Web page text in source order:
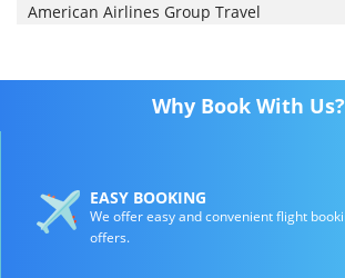
American Airlines Group Travel
Why Book With Us?
EASY BOOKING
We offer easy and convenient flight
offers.